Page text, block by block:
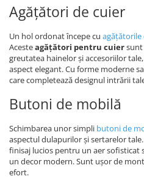
Agățători de cuier
Un hol ordonat începe cu agățătorile
Acesteagățători pentru cuiersunt
greutatea hainelor și accesoriilor
aspect elegant. Cu forme moderne
care completează designul intrării
Butoni de mobilă
Schimbarea unor simpli butoni de
aspectul dulapurilor și sertarelor tale.
finisaj lucios pentru un aer
un decor modern. Sunt ușor de
efort.